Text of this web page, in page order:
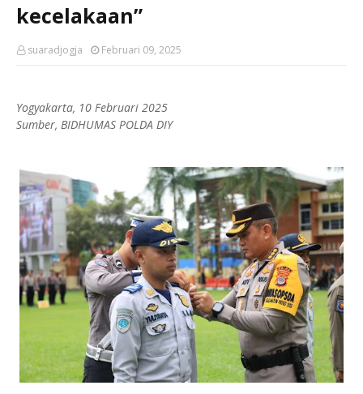
kecelakaan”
suaradjogja Februari 09, 2025
Yogyakarta, 10 Februari 2025
Sumber, BIDHUMAS POLDA DIY